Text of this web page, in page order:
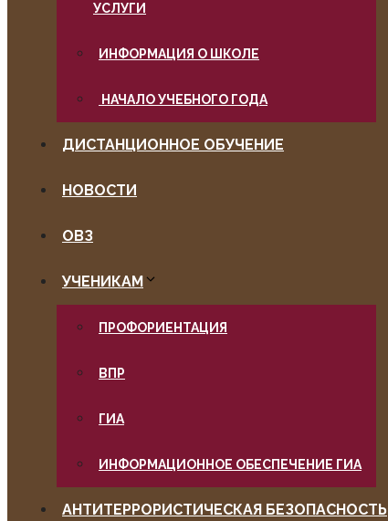
УСЛУГИ
ИНФОРМАЦИЯ О ШКОЛЕ
НАЧАЛО УЧЕБНОГО ГОДА
ДИСТАНЦИОННОЕ ОБУЧЕНИЕ
НОВОСТИ
ОВЗ
УЧЕНИКАМ
ПРОФОРИЕНТАЦИЯ
ВПР
ГИА
ИНФОРМАЦИОННОЕ ОБЕСПЕЧЕНИЕ ГИА
АНТИТЕРРОРИСТИЧЕСКАЯ БЕЗОПАСНОСТЬ